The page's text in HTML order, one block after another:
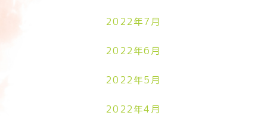
2022年7月
2022年6月
2022年5月
2022年4月